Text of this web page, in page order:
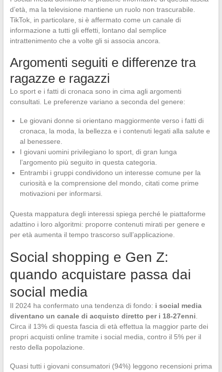
d’età, ma la televisione mantiene un ruolo non trascurabile.
TikTok, in particolare, si è affermato come un canale di
informazione a tutti gli effetti, lontano dal semplice
intrattenimento che a volte gli si associa ancora.
Argomenti seguiti e differenze tra
ragazze e ragazzi
Lo sport e i fatti di cronaca sono in cima agli argomenti
consultati. Le preferenze variano a seconda del genere:
Le giovani donne si orientano maggiormente verso i fatti di
cronaca, la moda, la bellezza e i contenuti legati alla salute e
al benessere.
I giovani uomini privilegiano lo sport, di gran lunga
l’argomento più seguito in questa categoria.
Entrambi i gruppi condividono un interesse comune per la
curiosità e la comprensione del mondo, citati come prime
motivazioni per informarsi.
Questa mappatura degli interessi spiega perché le piattaforme
adattino i loro algoritmi: proporre contenuti mirati per genere e
per età aumenta il tempo trascorso sull’applicazione.
Social shopping e Gen Z:
quando acquistare passa dai
social media
Il 2024 ha confermato una tendenza di fondo: i social media
diventano un canale di acquisto diretto per i 18-27enni.
Circa il 13% di questa fascia di età effettua la maggior parte dei
propri acquisti online tramite i social media, contro il 5% per il
resto della popolazione.
Quasi tutti i giovani consumatori (94%) leggono recensioni prima